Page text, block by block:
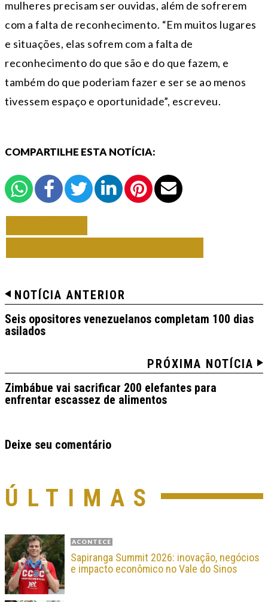
mulheres precisam ser ouvidas, além de sofrerem
com a falta de reconhecimento. “Em muitos lugares
e situações, elas sofrem com a falta de
reconhecimento do que são e do que fazem, e
também do que poderiam fazer e ser se ao menos
tivessem espaço e oportunidade”, escreveu.
COMPARTILHE ESTA NOTÍCIA:
NOTÍCIA ANTERIOR
Seis opositores venezuelanos completam 100 dias
asilados
PRÓXIMA NOTÍCIA
Zimbábue vai sacrificar 200 elefantes para
enfrentar escassez de alimentos
Deixe seu comentário
ÚLTIMAS
ACONTECE
Sapiranga Summit 2026: inovação, negócios
e impacto econômico no Vale do Sinos